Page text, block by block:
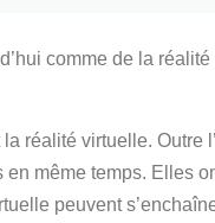
comme de la
réalité virtuelle. Outre
même temps. Elles
peuvent